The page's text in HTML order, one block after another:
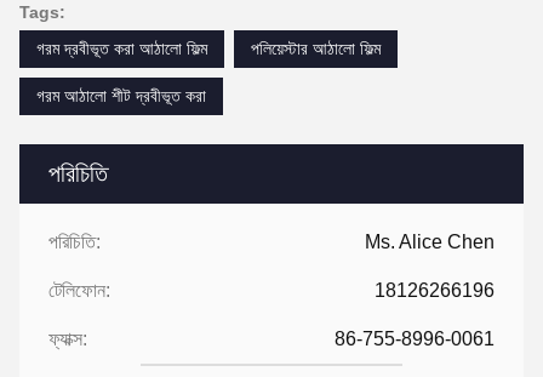
পরিচিতি
পরিচিতি: Ms. Alice Chen
টেলিফোন: 18126266196
ফ্যাক্স: 86-755-8996-0061
Tags:
গরম দ্রবীভূত করা আঠালো ফিল্ম
পলিয়েস্টার আঠালো ফিল্ম
গরম আঠালো শীট দ্রবীভূত করা